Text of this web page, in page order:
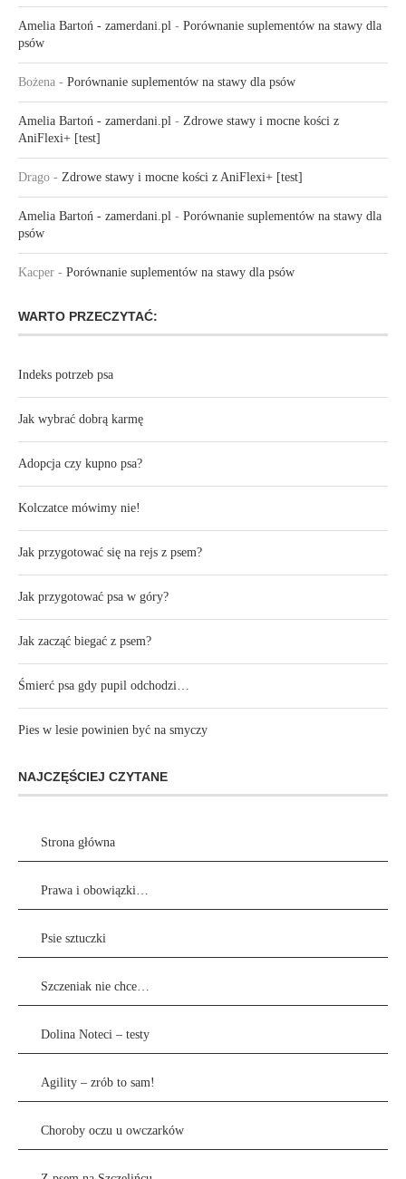
Amelia Bartoń - zamerdani.pl - Porównanie suplementów na stawy dla
psów
Bożena - Porównanie suplementów na stawy dla psów
Amelia Bartoń - zamerdani.pl - Zdrowe stawy i mocne kości z
AniFlexi+ [test]
Drago - Zdrowe stawy i mocne kości z AniFlexi+ [test]
Amelia Bartoń - zamerdani.pl - Porównanie suplementów na stawy dla
psów
Kacper - Porównanie suplementów na stawy dla psów
WARTO PRZECZYTAĆ:
Indeks potrzeb psa
Jak wybrać dobrą karmę
Adopcja czy kupno psa?
Kolczatce mówimy nie!
Jak przygotować się na rejs z psem?
Jak przygotować psa w góry?
Jak zacząć biegać z psem?
Śmierć psa gdy pupil odchodzi…
Pies w lesie powinien być na smyczy
NAJCZĘŚCIEJ CZYTANE
Strona główna
Prawa i obowiązki…
Psie sztuczki
Szczeniak nie chce…
Dolina Noteci – testy
Agility – zrób to sam!
Choroby oczu u owczarków